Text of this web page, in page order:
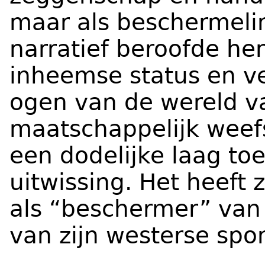
maar als
narratief beroofde
inheemse status en
ogen van de wereld
maatschappelijk
een dodelijke laag
uitwissing. Het heeft
als “beschermer”
van zijn westerse